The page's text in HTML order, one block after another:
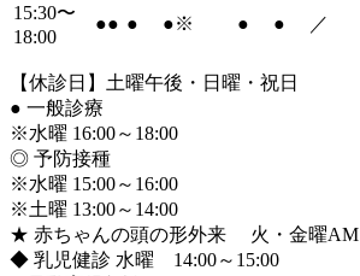
15:30〜
18:00
●● ● ●※ ● ● ／
【休診日】土曜午後・日曜・祝日
● 一般診療
※水曜 16:00～18:00
◎ 予防接種
※水曜 15:00～16:00
※土曜 13:00～14:00
★ 赤ちゃんの頭の形外来 火・金曜AM
◆ 乳児健診 水曜 14:00～15:00